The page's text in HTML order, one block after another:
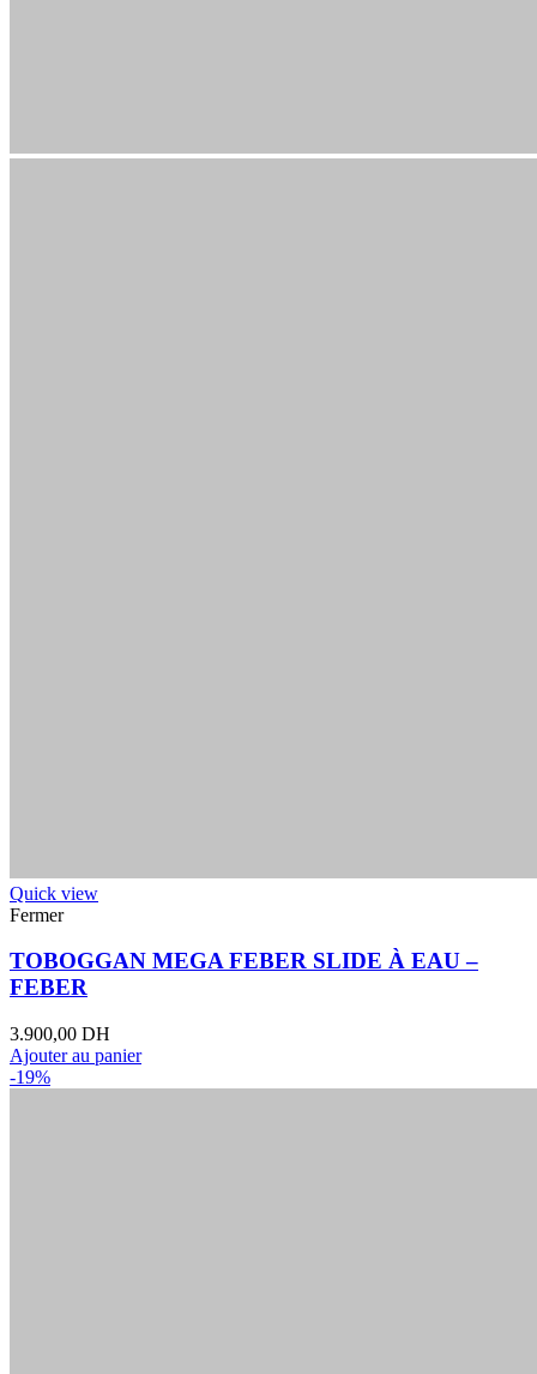
Quick view
Fermer
TOBOGGAN MEGA FEBER SLIDE À EAU –
FEBER
3.900,00 DH
Ajouter au panier
-19%